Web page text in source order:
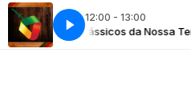
12:00 - 13:00
Clássicos da Nossa Terra com
ORAÇÃO DO PAI NOSSO